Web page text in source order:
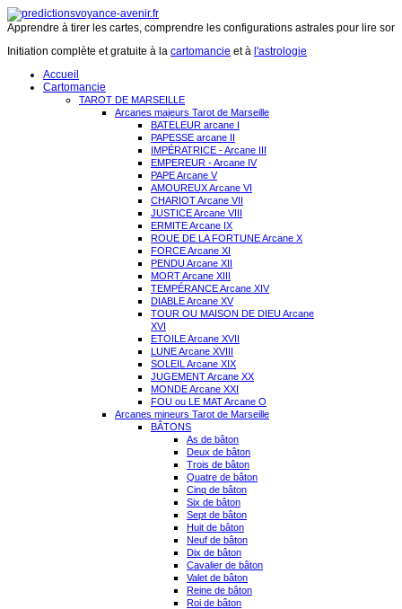
Apprendre à tirer les cartes, comprendre les configurations astrales pour lire
Initiation complète et gratuite à la cartomancie et à l'astrologie
Accueil
Cartomancie
TAROT DE MARSEILLE
Arcanes majeurs Tarot de Marseille
BATELEUR arcane I
PAPESSE arcane II
IMPÉRATRICE - Arcane III
EMPEREUR - Arcane IV
PAPE Arcane V
AMOUREUX Arcane VI
CHARIOT Arcane VII
JUSTICE Arcane VIII
ERMITE Arcane IX
ROUE DE LA FORTUNE Arcane X
FORCE Arcane XI
PENDU Arcane XII
MORT Arcane XIII
TEMPÉRANCE Arcane XIV
DIABLE Arcane XV
TOUR OU MAISON DE DIEU Arcane
XVI
ETOILE Arcane XVII
LUNE Arcane XVIII
SOLEIL Arcane XIX
JUGEMENT Arcane XX
MONDE Arcane XXI
FOU ou LE MAT Arcane O
Arcanes mineurs Tarot de Marseille
BÂTONS
As de bâton
Deux de bâton
Trois de bâton
Quatre de bâton
Cinq de bâton
Six de bâton
Sept de bâton
Huit de bâton
Neuf de bâton
Dix de bâton
Cavalier de bâton
Valet de bâton
Reine de bâton
Roi de bâton